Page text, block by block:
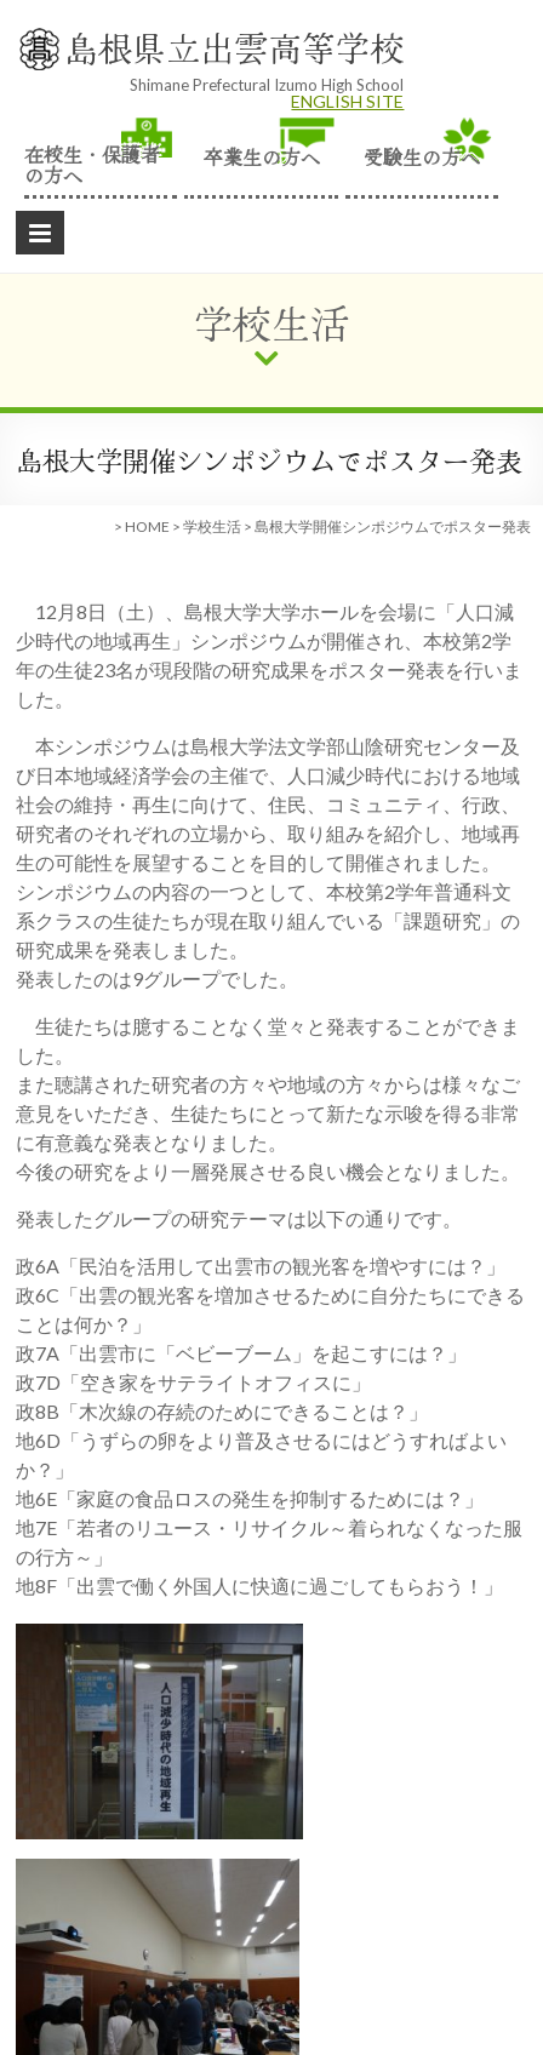
content 島根県立出雲高等学校
Shimane Prefectural Izumo High School
ENGLISH SITE
在校生・保護者
の方へ
卒業生の方へ 受験生の方へ
学校生活
島根大学開催シンポジウムでポスター発表
> HOME > 学校生活 > 島根大学開催シンポジウムでポスター発表
12月8日（土）、島根大学大学ホールを会場に「人口減
少時代の地域再生」シンポジウムが開催され、本校第2学
年の生徒23名が現段階の研究成果をポスター発表を行いま
した。
本シンポジウムは島根大学法文学部山陰研究センター及
び日本地域経済学会の主催で、人口減少時代における地域
社会の維持・再生に向けて、住民、コミュニティ、行政、
研究者のそれぞれの立場から、取り組みを紹介し、地域再
生の可能性を展望することを目的して開催されました。
シンポジウムの内容の一つとして、本校第2学年普通科文
系クラスの生徒たちが現在取り組んでいる「課題研究」の
研究成果を発表しました。
発表したのは9グループでした。
生徒たちは臆することなく堂々と発表することができま
した。
また聴講された研究者の方々や地域の方々からは様々なご
意見をいただき、生徒たちにとって新たな示唆を得る非常
に有意義な発表となりました。
今後の研究をより一層発展させる良い機会となりました。
発表したグループの研究テーマは以下の通りです。
政6A「民泊を活用して出雲市の観光客を増やすには？」
政6C「出雲の観光客を増加させるために自分たちにできる
ことは何か？」
政7A「出雲市に「ベビーブーム」を起こすには？」
政7D「空き家をサテライトオフィスに」
政8B「木次線の存続のためにできることは？」
地6D「うずらの卵をより普及させるにはどうすればよい
か？」
地6E「家庭の食品ロスの発生を抑制するためには？」
地7E「若者のリユース・リサイクル～着られなくなった服
の行方～」
地8F「出雲で働く外国人に快適に過ごしてもらおう！」